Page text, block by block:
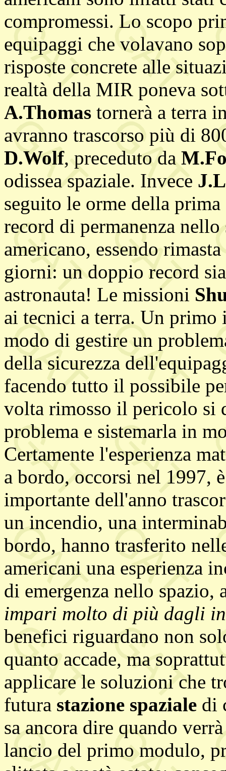
compromessi. Lo scopo
equipaggi che volavano
risposte concrete alle
realtà della MIR poneva
A.Thomas tornerà a terra
avranno trascorso più di
D.Wolf, preceduto da
odissea spaziale. Invece
seguito le orme della
record di permanenza nello
americano, essendo
giorni: un doppio record
astronauta! Le missioni
ai tecnici a terra. Un
modo di gestire un
della sicurezza
facendo tutto il possibile
volta rimosso il pericolo si
problema e sistemarla in
Certamente l'esperienza
a bordo, occorsi nel 1997,
importante dell'anno
un incendio, una
bordo, hanno trasferito
americani una esperienza
di emergenza nello
impari molto di più dagli
benefici riguardano non
quanto accade, ma
applicare le soluzioni che
futura stazione spaziale di
sa ancora dire quando
lancio del primo modulo,